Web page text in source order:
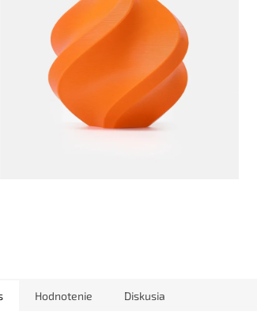
Hodnotenie Diskusia